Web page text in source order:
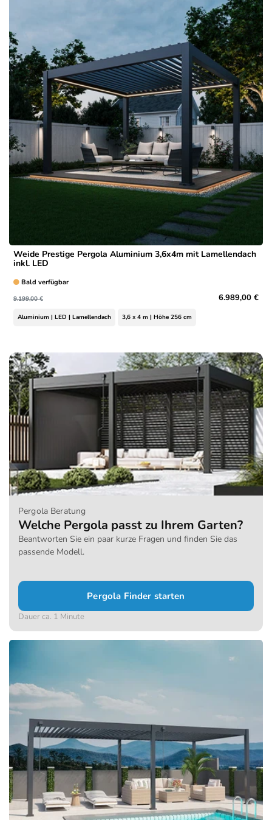
Weide Prestige Pergola Aluminium 3,6x4m mit Lamellendach
inkl. LED
Bald verfügbar
9.199,00 € 6.989,00 €
Aluminium | LED | Lamellendach 3,6 x 4 m | Höhe 256 cm
Pergola Beratung
Welche Pergola passt zu Ihrem Garten?
Beantworten Sie ein paar kurze Fragen und finden Sie das
passende Modell.
Pergola Finder starten
Dauer ca. 1 Minute